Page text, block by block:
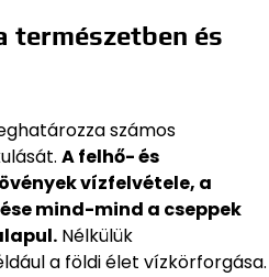
természetben és
számos
A felhő- és
vízfelvétele, a
mind-mind a cseppek
Nélkülük
a földi élet vízkörforgása.